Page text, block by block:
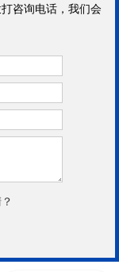
咨询电话，我们会